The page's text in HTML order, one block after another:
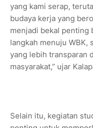
yang kami serap,
budaya kerja yang
menjadi bekal penting
langkah menuju WBK,
yang lebih transparan
masyarakat,” ujar
Selain itu, kegiatan